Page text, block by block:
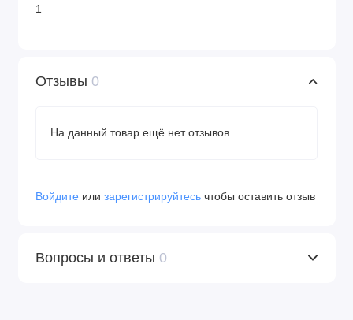
уточнить у поставщика).
Область применения
1
Отзывы 0
На данный товар ещё нет отзывов.
Войдите или зарегистрируйтесь чтобы оставить отзыв
Вопросы и ответы 0